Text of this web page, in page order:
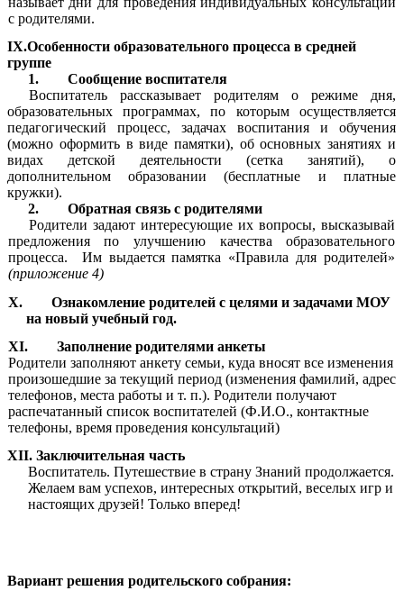
с родителями.
IX.Особенности образовательного процесса в средней
группе
1. Сообщение воспитателя
Воспитатель рассказывает родителям о режиме дня,
образовательных программах, по которым осуществляется
педагогический процесс, задачах воспитания и обучения
(можно оформить в виде памятки), об основных занятиях и
видах детской деятельности (сетка занятий), о
дополнительном образовании (бесплатные и платные
кружки).
2. Обратная связь с родителями
Родители задают интересующие их вопросы, высказывай
предложения по улучшению качества образовательного
процесса. Им выдается памятка «Правила для родителей»
(приложение 4)
X. Ознакомление родителей с целями и задачами МОУ
на новый учебный год.
XI. Заполнение родителями анкеты
Родители заполняют анкету семьи, куда вносят все изменения
произошедшие за текущий период (изменения фамилий, адрес
телефонов, места работы и т. п.). Родители получают
распечатанный список воспитателей (Ф.И.О., контактные
телефоны, время проведения консультаций)
XII. Заключительная часть
Воспитатель. Путешествие в страну Знаний продолжается.
Желаем вам успехов, интересных открытий, веселых игр и
настоящих друзей! Только вперед!
Вариант решения родительского собрания: